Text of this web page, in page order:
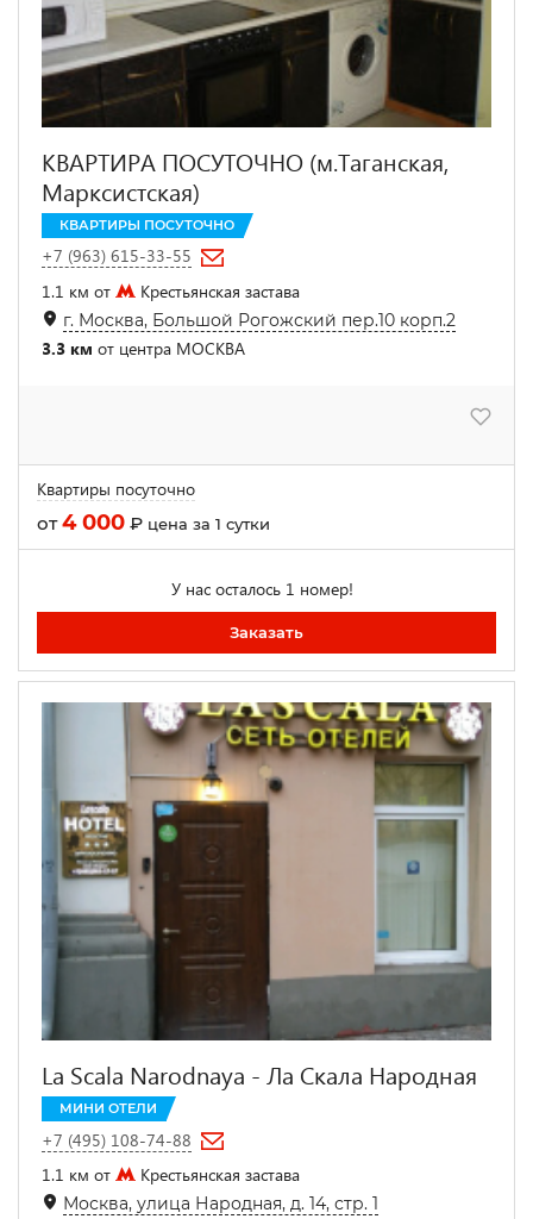
КВАРТИРА ПОСУТОЧНО (м.Таганская,
Марксистская)
КВАРТИРЫ ПОСУТОЧНО
+7 (963) 615-33-55
1.1 км от
Крестьянская застава
г. Москва, Большой Рогожский пер.10 корп.2
3.3 км от центра МОСКВА
Квартиры посуточно
от4 000 ₽ цена за 1 сутки
У нас осталось 1 номер!
Заказать
La Scala Narodnaya - Ла Скала Народная
МИНИ ОТЕЛИ
+7 (495) 108-74-88
1.1 км от
Крестьянская застава
Москва, улица Народная, д. 14, стр. 1